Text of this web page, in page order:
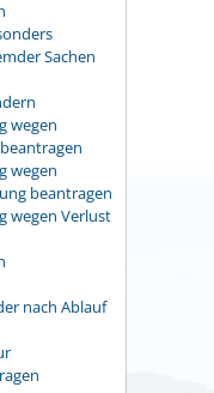
Sachen
wegen
wegen
beantragen
wegen Verlust
nach Ablauf